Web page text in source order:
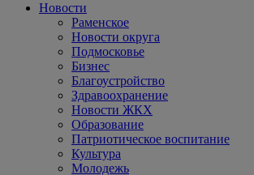
Новости
Раменское
Новости округа
Подмосковье
Бизнес
Благоустройство
Здравоохранение
Новости ЖКХ
Образование
Патриотическое воспитание
Культура
Молодежь